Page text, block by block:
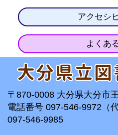
アクセシ
よくあ
〒870-0008 大分県大分市
電話番号 097-546-9972（
097-546-9985